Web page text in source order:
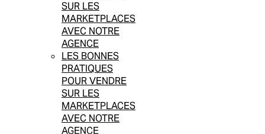
SUR LES
MARKETPLACES
AVEC NOTRE
AGENCE
LES BONNES
PRATIQUES
POUR VENDRE
SUR LES
MARKETPLACES
AVEC NOTRE
AGENCE